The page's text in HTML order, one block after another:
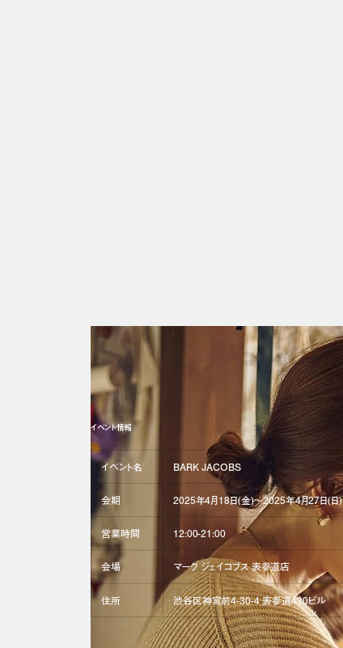
イベント情報
イベント名 BARK JACOBS
会期 2025年4月18日(金)〜2025年4月27日(日)
営業時間 12:00-21:00
会場 マーク ジェイコブス 表参道店
住所 渋谷区神宮前4-30-4 表参道430ビル